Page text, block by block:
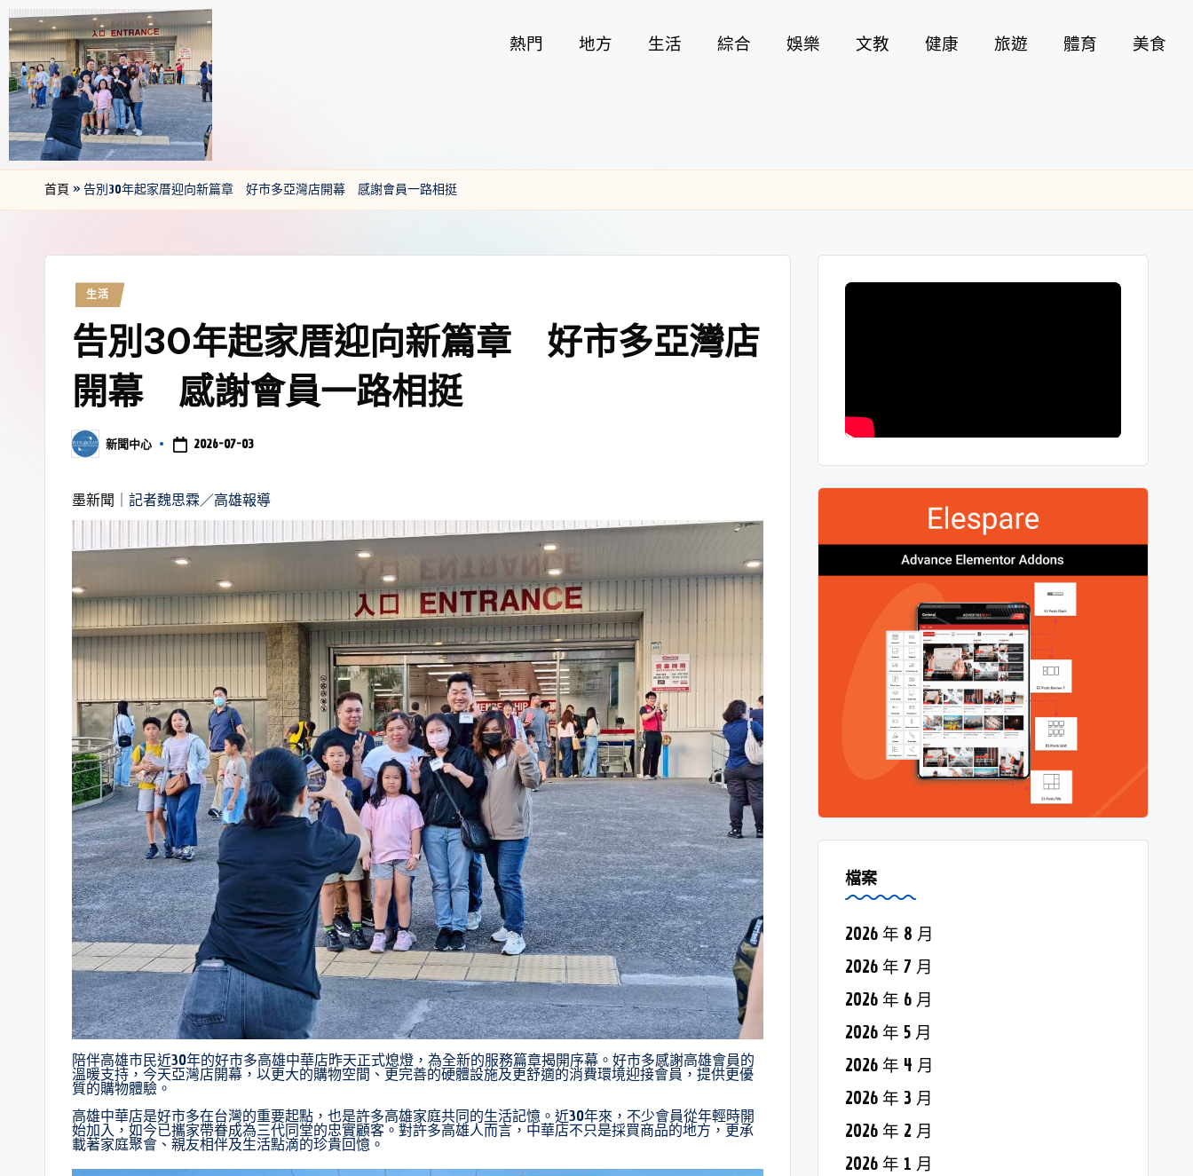
熱門 地方 生活 綜合 娛樂 文教 健康 旅遊 體育 美食
首頁 » 告別30年起家厝迎向新篇章 好市多亞灣店開幕 感謝會員一路相挺
生活
告別30年起家厝迎向新篇章 好市多亞灣店
開幕 感謝會員一路相挺
新聞中心 2026-07-03
墨新聞 ｜記者魏思霖／高雄報導
陪伴高雄市民近30年的好市多高雄中華店昨天正式熄燈，為全新的服務篇章揭開序幕。好市多感謝高雄會員的
溫暖支持，今天亞灣店開幕，以更大的購物空間、更完善的硬體設施及更舒適的消費環境迎接會員，提供更優
質的購物體驗。
高雄中華店是好市多在台灣的重要起點，也是許多高雄家庭共同的生活記憶。近30年來，不少會員從年輕時開
始加入，如今已攜家帶眷成為三代同堂的忠實顧客。對許多高雄人而言，中華店不只是採買商品的地方，更承
載著家庭聚會、親友相伴及生活點滴的珍貴回憶。
檔案
2026 年 8 月
2026 年 7 月
2026 年 6 月
2026 年 5 月
2026 年 4 月
2026 年 3 月
2026 年 2 月
2026 年 1 月